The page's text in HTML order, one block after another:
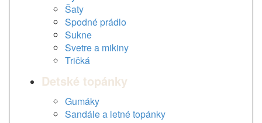
Šaty
Spodné prádlo
Sukne
Svetre a mikiny
Tričká
Detské topánky
Gumáky
Sandále a letné topánky